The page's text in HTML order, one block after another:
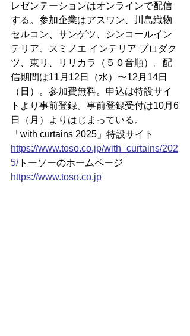
レゼンテーションはオンラインで配信
する。参加企業はアスワン、川島織物
セルコン、サンゲツ、シンコールイン
テリア、スミノエ インテリア プロダク
ツ、東リ、リリカラ（５０音順）。配
信期間は11月12日（水）〜12月14日
（日）。参加費無料。申込は特設サイ
トより事前登録。事前登録受付は10月6
日（月）よりはじまっている。
「with curtains 2025」特設サイト
https://www.toso.co.jp/with_curtains/202
5/ トーソーのホームページ
https://www.toso.co.jp